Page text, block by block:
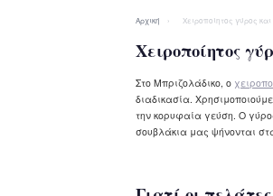
Αρχική › Χειροποίητος γύρος
Χειροποίητος
Στο Μπριζολάδικο, ο
διαδικασία.
την κορυφαία γεύση. Ο
σουβλάκια μας ψήνονται